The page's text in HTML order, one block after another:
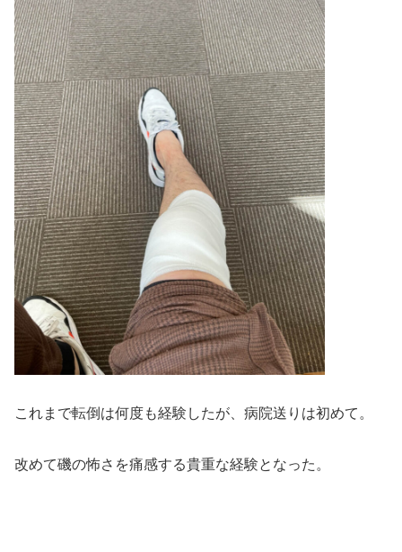
これまで転倒は何度も経験したが、病院送りは初めて。
改めて磯の怖さを痛感する貴重な経験となった。